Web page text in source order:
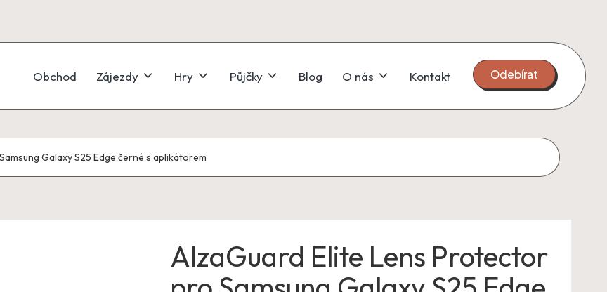
Obchod Zájezdy Hry Půjčky Blog O nás Kontakt Odebírat
Galaxy S25 Edge černé s aplikátorem
AlzaGuard Elite Lens Protector